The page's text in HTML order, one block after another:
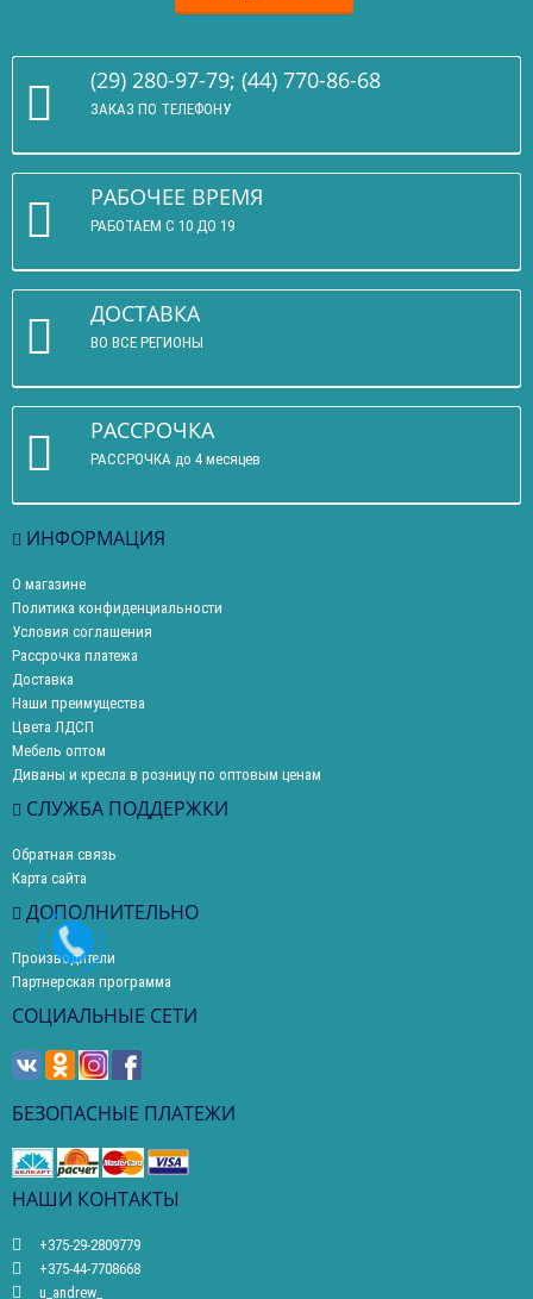
(29) 280-97-79; (44) 770-86-68
ЗАКАЗ ПО ТЕЛЕФОНУ
РАБОЧЕЕ ВРЕМЯ
РАБОТАЕМ С 10 ДО 19
ДОСТАВКА
ВО ВСЕ РЕГИОНЫ
РАССРОЧКА
РАССРОЧКА до 4 месяцев
ИНФОРМАЦИЯ
О магазине
Политика конфиденциальности
Условия соглашения
Рассрочка платежа
Доставка
Наши преимущества
Цвета ЛДСП
Мебель оптом
Диваны и кресла в розницу по оптовым ценам
СЛУЖБА ПОДДЕРЖКИ
Обратная связь
Карта сайта
ДОПОЛНИТЕЛЬНО
Производители
Партнерская программа
СОЦИАЛЬНЫЕ СЕТИ
БЕЗОПАСНЫЕ ПЛАТЕЖИ
НАШИ КОНТАКТЫ
+375-29-2809779
+375-44-7708668
u_andrew_